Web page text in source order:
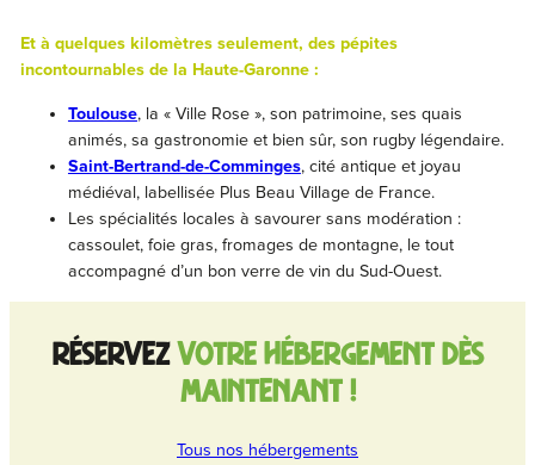
Et à quelques kilomètres seulement, des pépites
incontournables de la Haute-Garonne :
Toulouse, la « Ville Rose », son patrimoine, ses quais
animés, sa gastronomie et bien sûr, son rugby légendaire.
Saint-Bertrand-de-Comminges, cité antique et joyau
médiéval, labellisée Plus Beau Village de France.
Les spécialités locales à savourer sans modération :
cassoulet, foie gras, fromages de montagne, le tout
accompagné d’un bon verre de vin du Sud-Ouest.
Réservezvotre hébergement dès
maintenant !
Tous nos hébergements